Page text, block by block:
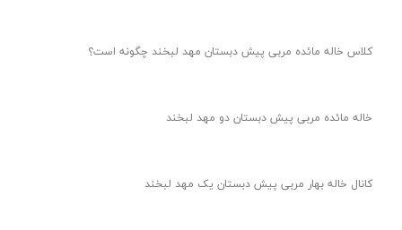
کلاس خاله مائده مربی پیش دبستان مهد لبخند چگونه است؟
خاله مائده مربی پیش دبستان دو مهد لبخند
کانال خاله بهار مربی پیش دبستان یک مهد لبخند